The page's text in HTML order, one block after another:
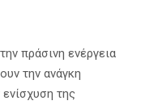
πράσινη ενέργεια
την ανάγκη
της